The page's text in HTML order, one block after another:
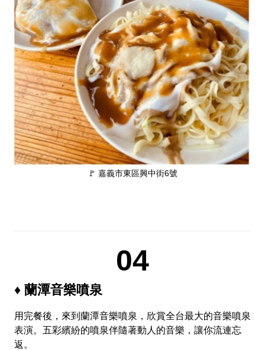
🚩 嘉義市東區興中街6號
04
♦ 蘭潭音樂噴泉
用完餐後，來到蘭潭音樂噴泉，欣賞全台最大的音樂噴泉
表演。五彩繽紛的噴泉伴隨著動人的音樂，讓你流連忘
返。